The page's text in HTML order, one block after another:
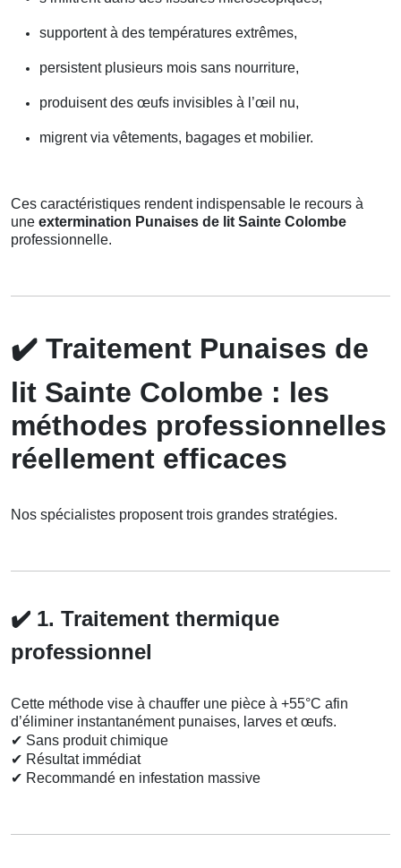
supportent à des températures extrêmes,
persistent plusieurs mois sans nourriture,
produisent des œufs invisibles à l’œil nu,
migrent via vêtements, bagages et mobilier.
Ces caractéristiques rendent indispensable le recours à
une extermination Punaises de lit Sainte Colombe
professionnelle.
✔️ Traitement Punaises de
lit Sainte Colombe : les
méthodes professionnelles
réellement efficaces
Nos spécialistes proposent trois grandes stratégies.
✔️ 1. Traitement thermique
professionnel
Cette méthode vise à chauffer une pièce à +55°C afin
d’éliminer instantanément punaises, larves et œufs.
✔ Sans produit chimique
✔ Résultat immédiat
✔ Recommandé en infestation massive